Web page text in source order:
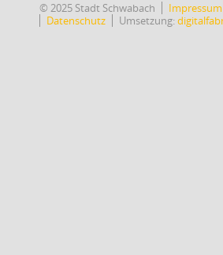
© 2025 Stadt Schwabach
Impressum
Datenschutz
Umsetzung: